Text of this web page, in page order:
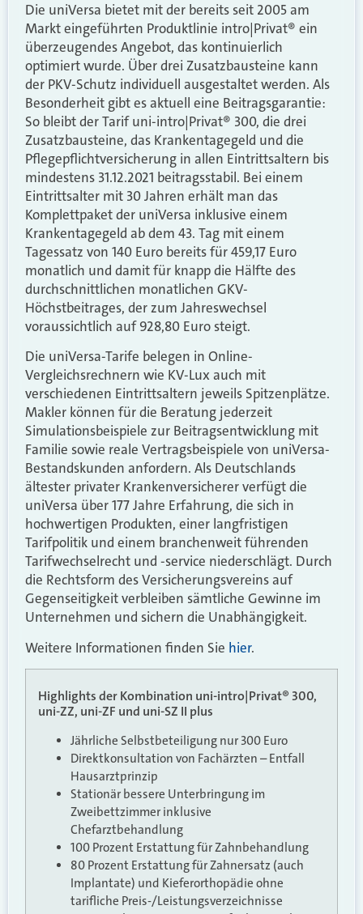
Die uniVersa bietet mit der bereits seit 2005 am
Markt eingeführten Produktlinie intro|Privat® ein
überzeugendes Angebot, das kontinuierlich
optimiert wurde. Über drei Zusatzbausteine kann
der PKV-Schutz individuell ausgestaltet werden. Als
Besonderheit gibt es aktuell eine Beitragsgarantie:
So bleibt der Tarif uni-intro|Privat® 300, die drei
Zusatzbausteine, das Krankentagegeld und die
Pflegepflichtversicherung in allen Eintrittsaltern bis
mindestens 31.12.2021 beitragsstabil. Bei einem
Eintrittsalter mit 30 Jahren erhält man das
Komplettpaket der uniVersa inklusive einem
Krankentagegeld ab dem 43. Tag mit einem
Tagessatz von 140 Euro bereits für 459,17 Euro
monatlich und damit für knapp die Hälfte des
durchschnittlichen monatlichen GKV-
Höchstbeitrages, der zum Jahreswechsel
voraussichtlich auf 928,80 Euro steigt.
Die uniVersa-Tarife belegen in Online-
Vergleichsrechnern wie KV-Lux auch mit
verschiedenen Eintrittsaltern jeweils Spitzenplätze.
Makler können für die Beratung jederzeit
Simulationsbeispiele zur Beitragsentwicklung mit
Familie sowie reale Vertragsbeispiele von uniVersa-
Bestandskunden anfordern. Als Deutschlands
ältester privater Krankenversicherer verfügt die
uniVersa über 177 Jahre Erfahrung, die sich in
hochwertigen Produkten, einer langfristigen
Tarifpolitik und einem branchenweit führenden
Tarifwechselrecht und -service niederschlägt. Durch
die Rechtsform des Versicherungsvereins auf
Gegenseitigkeit verbleiben sämtliche Gewinne im
Unternehmen und sichern die Unabhängigkeit.
Weitere Informationen finden Sie hier.
Highlights der Kombination uni-intro|Privat® 300,
uni-ZZ, uni-ZF und uni-SZ II plus
Jährliche Selbstbeteiligung nur 300 Euro
Direktkonsultation von Fachärzten – Entfall
Hausarztprinzip
Stationär bessere Unterbringung im
Zweibettzimmer inklusive
Chefarztbehandlung
100 Prozent Erstattung für Zahnbehandlung
80 Prozent Erstattung für Zahnersatz (auch
Implantate) und Kieferorthopädie ohne
tarifliche Preis-/Leistungsverzeichnisse